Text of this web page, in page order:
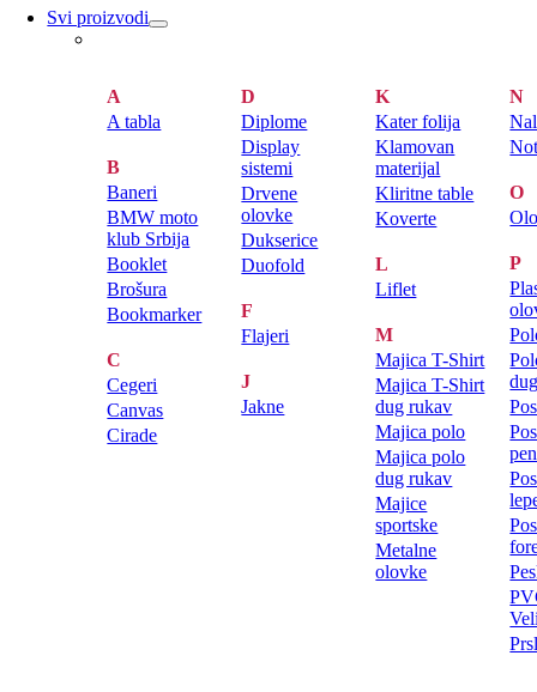
Svi proizvodi
A
A tabla
B
Baneri
BMW moto
klub Srbija
Booklet
Brošura
Bookmarker
C
Cegeri
Canvas
Cirade
D
Diplome
Display
sistemi
Drvene
olovke
Dukserice
Duofold
F
Flajeri
J
Jakne
K
Kater folija
Klamovan
materijal
Kliritne table
Koverte
L
Liflet
M
Majica T-Shirt
Majica T-Shirt
dug rukav
Majica polo
Majica polo
dug rukav
Majice
sportske
Metalne
olovke
N
O
P